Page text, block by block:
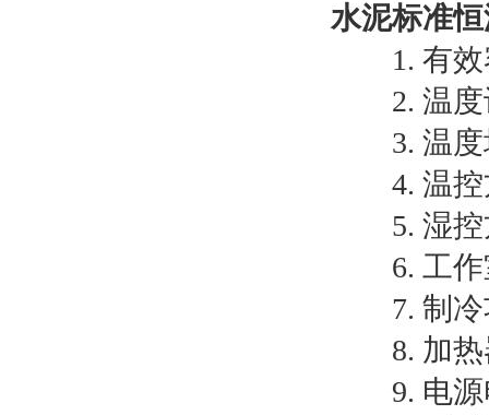
水泥标准
1. 有效
2. 温
3. 温
4. 温
5. 湿
6. 工
7. 制
8. 加
9. 电